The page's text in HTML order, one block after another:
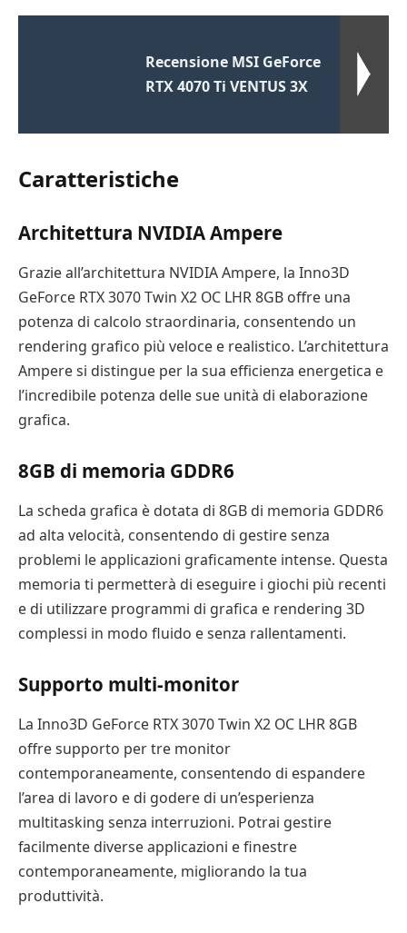
Recensione MSI GeForce
RTX 4070 Ti VENTUS 3X
Caratteristiche
Architettura NVIDIA Ampere
Grazie all’architettura NVIDIA Ampere, la Inno3D
GeForce RTX 3070 Twin X2 OC LHR 8GB offre una
potenza di calcolo straordinaria, consentendo un
rendering grafico più veloce e realistico. L’architettura
Ampere si distingue per la sua efficienza energetica e
l’incredibile potenza delle sue unità di elaborazione
grafica.
8GB di memoria GDDR6
La scheda grafica è dotata di 8GB di memoria GDDR6
ad alta velocità, consentendo di gestire senza
problemi le applicazioni graficamente intense. Questa
memoria ti permetterà di eseguire i giochi più recenti
e di utilizzare programmi di grafica e rendering 3D
complessi in modo fluido e senza rallentamenti.
Supporto multi-monitor
La Inno3D GeForce RTX 3070 Twin X2 OC LHR 8GB
offre supporto per tre monitor
contemporaneamente, consentendo di espandere
l’area di lavoro e di godere di un’esperienza
multitasking senza interruzioni. Potrai gestire
facilmente diverse applicazioni e finestre
contemporaneamente, migliorando la tua
produttività.